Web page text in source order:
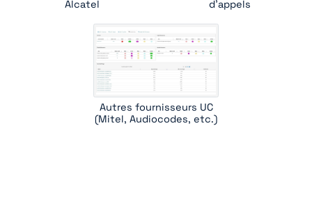
Alcatel
d'appels
Autres fournisseurs UC
(Mitel, Audiocodes, etc.)